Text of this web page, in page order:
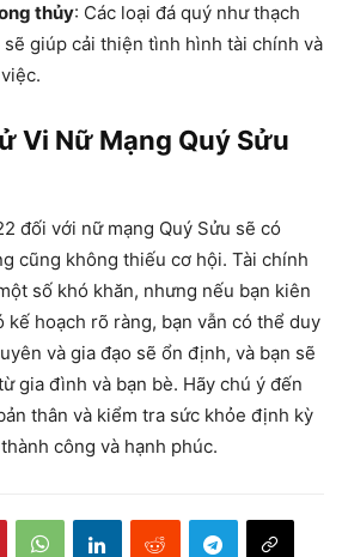
thủy: Các loại đá quý như thạch
sẽ giúp cải thiện tình hình tài chính và
Vi Nữ Mạng Quý Sửu
đối với nữ mạng Quý Sửu sẽ có
cũng không thiếu cơ hội. Tài chính
số khó khăn, nhưng nếu bạn kiên
kế hoạch rõ ràng, bạn vẫn có thể duy
và gia đạo sẽ ổn định, và bạn sẽ
gia đình và bạn bè. Hãy chú ý đến
thân và kiểm tra sức khỏe định kỳ
công và hạnh phúc.